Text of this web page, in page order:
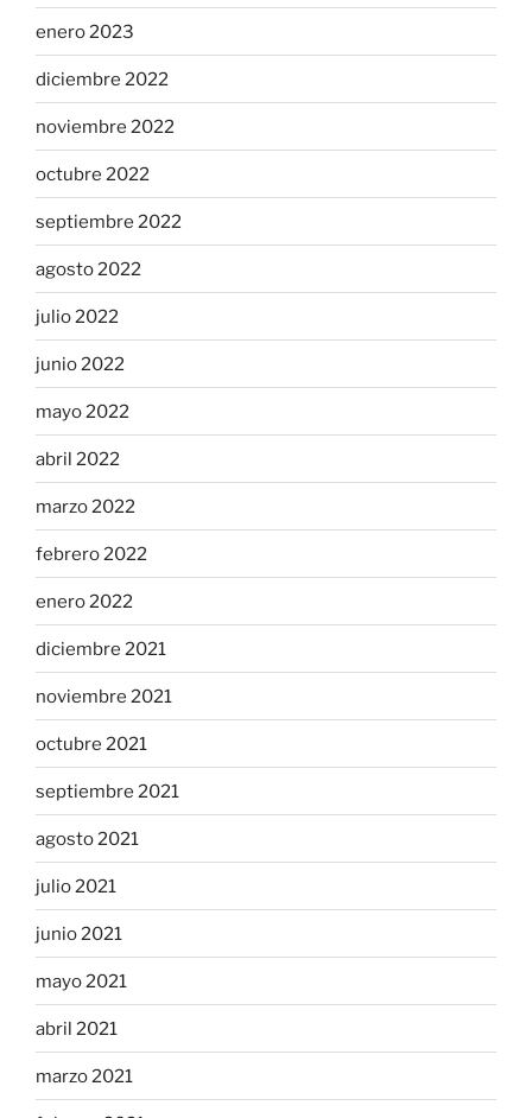
enero 2023
diciembre 2022
noviembre 2022
octubre 2022
septiembre 2022
agosto 2022
julio 2022
junio 2022
mayo 2022
abril 2022
marzo 2022
febrero 2022
enero 2022
diciembre 2021
noviembre 2021
octubre 2021
septiembre 2021
agosto 2021
julio 2021
junio 2021
mayo 2021
abril 2021
marzo 2021